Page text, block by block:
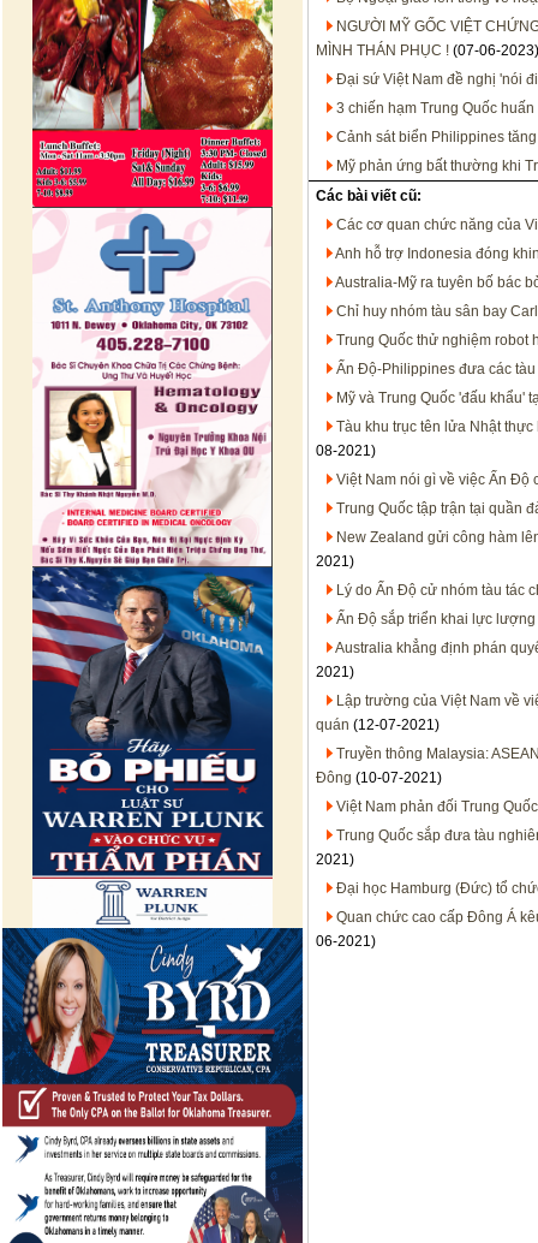
NGƯỜI MỸ GỐC VIỆT
MÌNH THÁN PHỤC ! (07-06-2023)
Đại sứ Việt Nam đề nghị 'nói
3 chiến hạm Trung Quốc
Cảnh sát biển Philippines
Mỹ phản ứng bất thường khi
Các bài viết cũ:
Các cơ quan chức năng của
Anh hỗ trợ Indonesia đóng
Australia-Mỹ ra tuyên bố bác
Chỉ huy nhóm tàu sân bay
Trung Quốc thử nghiệm robot
Ấn Độ-Philippines đưa các
Mỹ và Trung Quốc 'đấu khẩu'
Tàu khu trục tên lửa Nhật
08-2021)
Việt Nam nói gì về việc Ấn Độ
Trung Quốc tập trận tại quần
New Zealand gửi công hàm
2021)
Lý do Ấn Độ cử nhóm tàu tác
Ấn Độ sắp triển khai lực
Australia khẳng định phán
2021)
Lập trường của Việt Nam về
quán (12-07-2021)
Truyền thông Malaysia:
Đông (10-07-2021)
Việt Nam phản đối Trung
Trung Quốc sắp đưa tàu
2021)
Đại học Hamburg (Đức) tổ
Quan chức cao cấp Đông Á
06-2021)